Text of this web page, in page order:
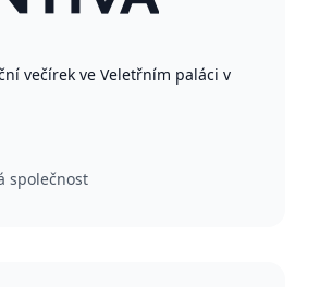
večírek ve Veletřním paláci v
společnost